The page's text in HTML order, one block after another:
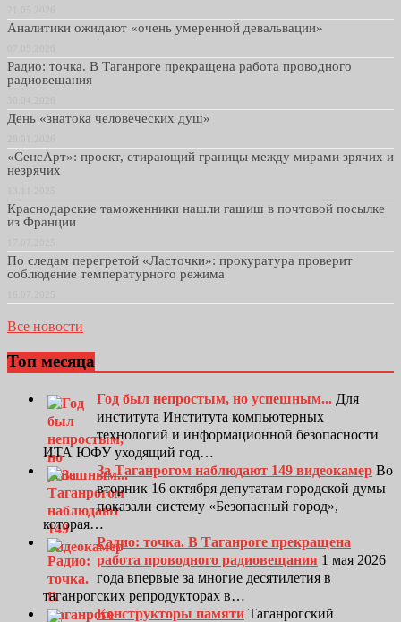
Аналитики ожидают «очень умеренной девальвации»
Радио: точка. В Таганроге прекращена работа проводного
радиовещания
День «знатока человеческих душ»
«СенсАрт»: проект, стирающий границы между мирами зрячих и
незрячих
Краснодарские таможенники нашли гашиш в почтовой посылке
из Франции
По следам перегретой «Ласточки»: прокуратура проверит
соблюдение температурного режима
Все новости
Топ месяца
Год был непростым, но успешным... Для
института Института компьютерных
технологий и информационной безопасности
ИТА ЮФУ уходящий год…
За Таганрогом наблюдают 149 видеокамер Во
вторник 16 октября депутатам городской думы
показали систему «Безопасный город»,
которая…
Радио: точка. В Таганроге прекращена
работа проводного радиовещания 1 мая 2026
года впервые за многие десятилетия в
таганрогских репродукторах в…
Конструкторы памяти Таганрогский